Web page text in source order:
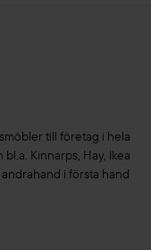
till företag i hela
Kinnarps, Hay, Ikea
i första hand